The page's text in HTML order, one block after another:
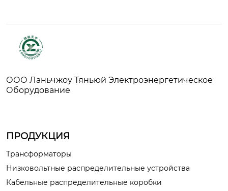
ООО Ланьчжоу Тяньюй Электроэнергетическое
Оборудование
ПРОДУКЦИЯ
Трансформаторы
Низковольтные распределительные устройства
Кабельные распределительные коробки